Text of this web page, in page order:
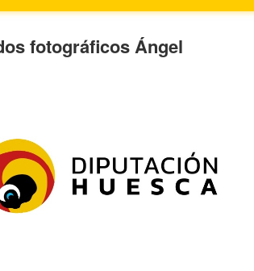
fotográficos Ángel